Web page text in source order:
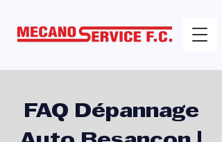
FAQ Dépannage